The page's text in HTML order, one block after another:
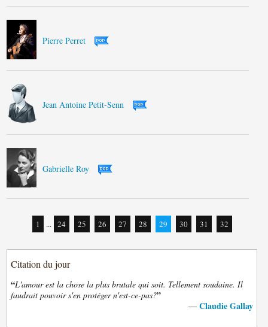
Pierre Perret
Jean Antoine Petit-Senn
Gabrielle Roy
1 ... 24 25 26 27 28 29 30 31 32
Citation du jour
“L'amour est la chose la plus brutale qui soit. Tellement soudaine. Il
faudrait pouvoir s'en protéger n'est-ce-pas?”
— Claudie Gallay